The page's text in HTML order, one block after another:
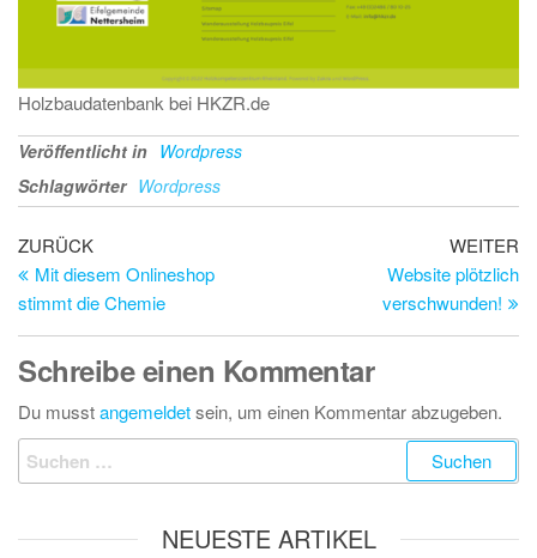
Holzbaudatenbank bei HKZR.de
Veröffentlicht in Wordpress
Schlagwörter Wordpress
Beitragsnavigation
Vorheriger
Beitrag
ZURÜCK
Mit diesem Onlineshop
stimmt die Chemie
WEITER
Website plötzlich
verschwunden!
Schreibe einen Kommentar
Du musstangemeldetsein, um einen Kommentar abzugeben.
Suchen
nach:
NEUESTE ARTIKEL